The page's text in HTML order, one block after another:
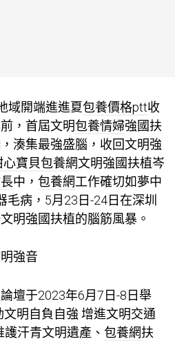
域開端進進夏包養價格ptt收
，首屆文明包養情婦強國扶
湊集最強盛腦，收回文明強
心寶貝包養網文明強國扶植岑
中， 包養網工作確切如夢中
病，5月23日-24日在深圳
明強國扶植的腦筋風暴。
強音
壇于2023年6月7日-8日舉
明自負自強 增進文明交通
汗青文明遺產、 包養網扶